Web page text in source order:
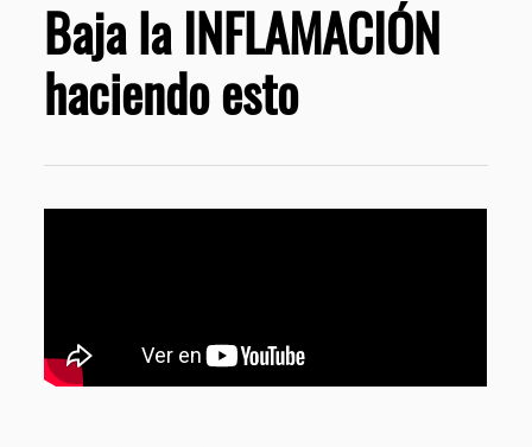
Baja la INFLAMACIÓN
haciendo esto